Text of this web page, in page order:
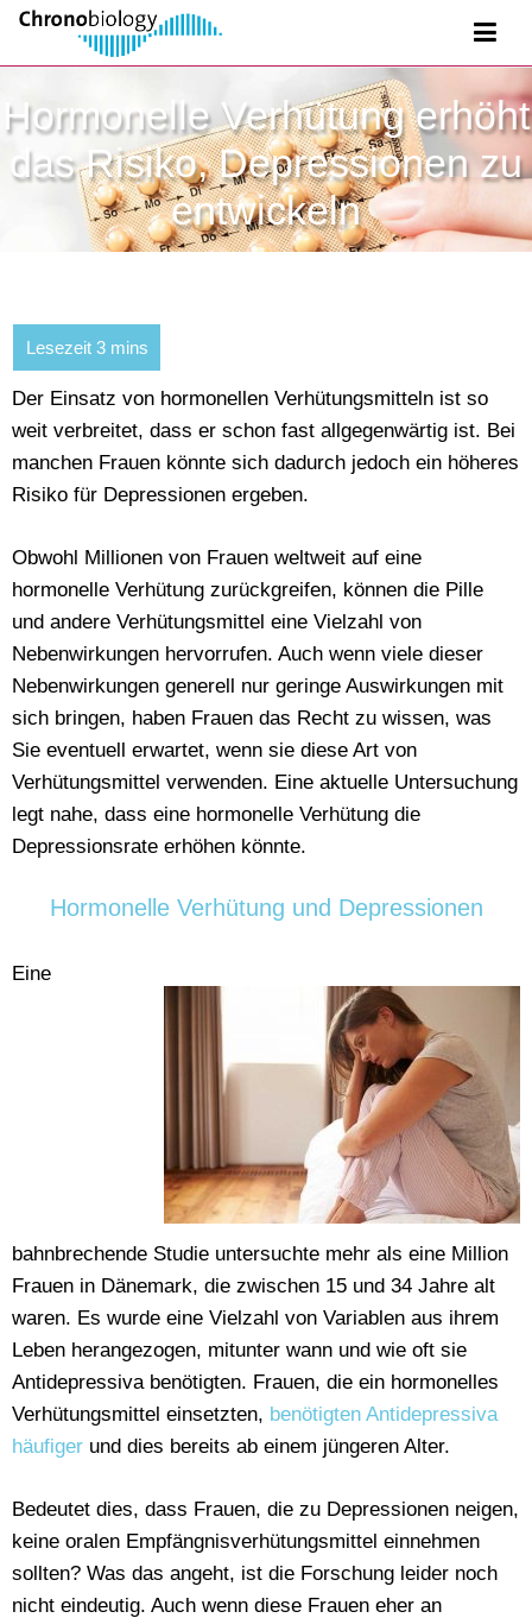
Hormonelle Verhütung erhöht
das Risiko, Depressionen zu
entwickeln
Der Einsatz von hormonellen Verhütungsmitteln ist so
weit verbreitet, dass er schon fast allgegenwärtig ist. Bei
manchen Frauen könnte sich dadurch jedoch ein höheres
Risiko für Depressionen ergeben.
Obwohl Millionen von Frauen weltweit auf eine
hormonelle Verhütung zurückgreifen, können die Pille
und andere Verhütungsmittel eine Vielzahl von
Nebenwirkungen hervorrufen. Auch wenn viele dieser
Nebenwirkungen generell nur geringe Auswirkungen mit
sich bringen, haben Frauen das Recht zu wissen, was
Sie eventuell erwartet, wenn sie diese Art von
Verhütungsmittel verwenden. Eine aktuelle Untersuchung
legt nahe, dass eine hormonelle Verhütung die
Depressionsrate erhöhen könnte.
Hormonelle Verhütung und Depressionen
Eine
bahnbrechende Studie untersuchte mehr als eine Million
Frauen in Dänemark, die zwischen 15 und 34 Jahre alt
waren. Es wurde eine Vielzahl von Variablen aus ihrem
Leben herangezogen, mitunter wann und wie oft sie
Antidepressiva benötigten. Frauen, die ein hormonelles
Verhütungsmittel einsetzten, benötigten Antidepressiva
häufiger und dies bereits ab einem jüngeren Alter.
Bedeutet dies, dass Frauen, die zu Depressionen neigen,
keine oralen Empfängnisverhütungsmittel einnehmen
sollten? Was das angeht, ist die Forschung leider noch
nicht eindeutig. Auch wenn diese Frauen eher an